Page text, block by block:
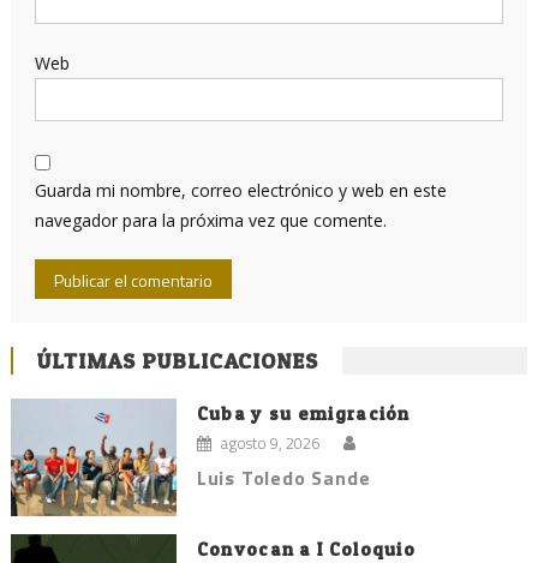
Web
Guarda mi nombre, correo electrónico y web en este
navegador para la próxima vez que comente.
ÚLTIMAS PUBLICACIONES
Cuba y su emigración
agosto 9, 2026
Luis Toledo Sande
Convocan a I Coloquio